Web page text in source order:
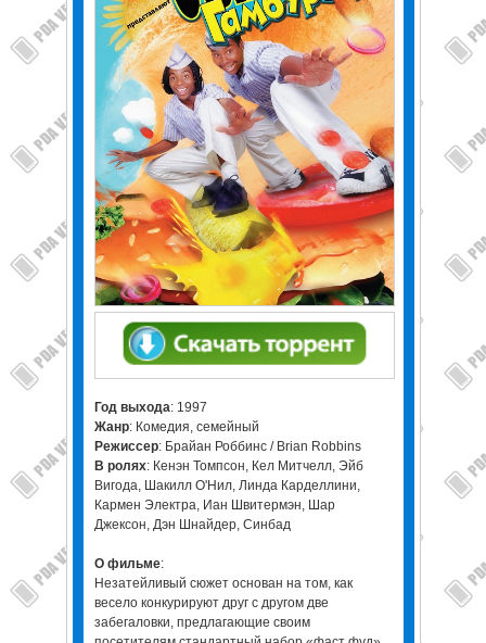
Год выхода: 1997
Жанр: Комедия, семейный
Режиссер: Брайан Роббинс / Brian Robbins
В ролях: Кенэн Томпсон, Кел Митчелл, Эйб
Вигода, Шакилл О'Нил, Линда Карделлини,
Кармен Электра, Иан Швитермэн, Шар
Джексон, Дэн Шнайдер, Синбад
О фильме:
Незатейливый сюжет основан на том, как
весело конкурируют друг с другом две
забегаловки, предлагающие своим